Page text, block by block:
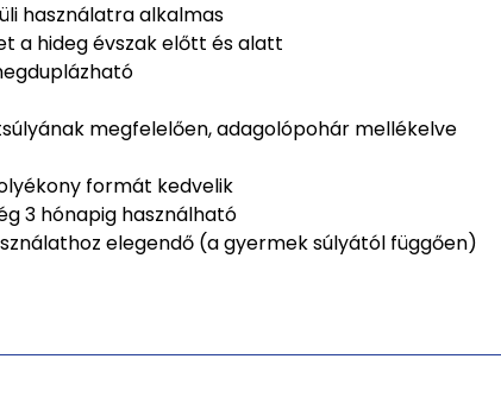
használatra alkalmas
a hideg évszak előtt és alatt
megfelelően, adagolópohár mellékelve
formát kedvelik
3 hónapig használható
elegendő (a gyermek súlyától függően)